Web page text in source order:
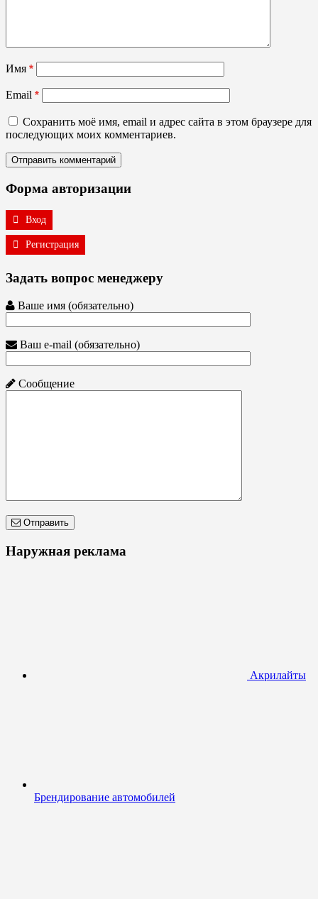
Имя *
Email *
Сохранить моё имя, email и адрес сайта в этом браузере для
последующих моих комментариев.
Форма авторизации
Вход
Регистрация
Задать вопрос менеджеру
Ваше имя (обязательно)
Ваш e-mail (обязательно)
Сообщение
Отправить
Наружная реклама
Акрилайты
Брендирование автомобилей